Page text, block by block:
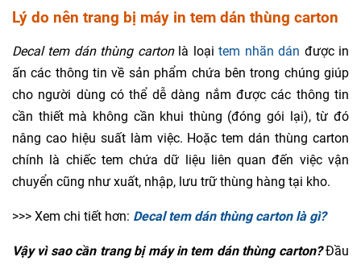
Lý do nên trang bị máy in tem dán thùng carton
Decal tem dán thùng cartonlà loại tem nhãn dán được in
ấn các thông tin về sản phẩm chứa bên trong chúng giúp
cho người dùng có thể dễ dàng nắm được các thông tin
cần thiết mà không cần khui thùng (đóng gói lại), từ đó
nâng cao hiệu suất làm việc. Hoặc tem dán thùng carton
chính là chiếc tem chứa dữ liệu liên quan đến việc vận
chuyển cũng như xuất, nhập, lưu trữ thùng hàng tại kho.
>>> Xem chi tiết hơn: Decal tem dán thùng carton là gì?
Vậy vì sao cần trang bị máy in tem dán thùng carton?Đầu